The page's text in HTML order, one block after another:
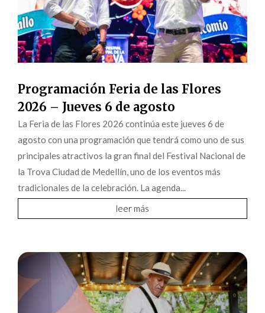
Programación Feria de las Flores
2026 – Jueves 6 de agosto
La Feria de las Flores 2026 continúa este jueves 6 de
agosto con una programación que tendrá como uno de sus
principales atractivos la gran final del Festival Nacional de
la Trova Ciudad de Medellín, uno de los eventos más
tradicionales de la celebración. La agenda...
leer más